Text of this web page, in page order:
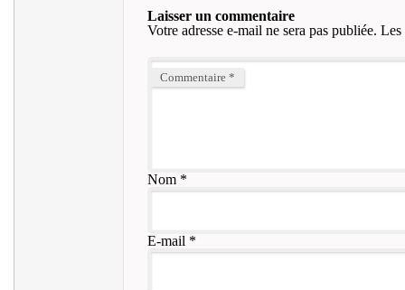
Laisser un commentaire
Votre adresse e-mail ne sera pas publiée. Les
Commentaire *
Nom*
E-mail *